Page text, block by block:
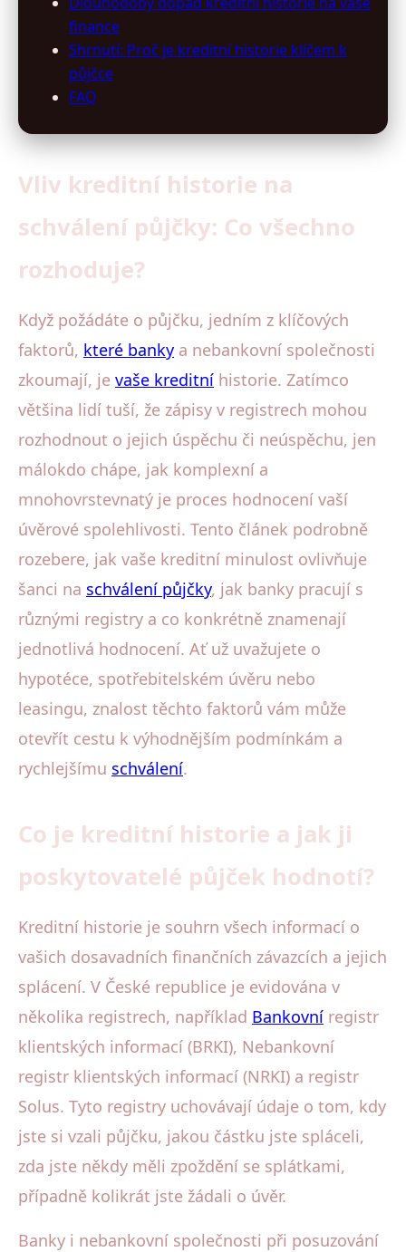
finance
Shrnutí: Proč je kreditní historie klíčem k
půjčce
FAQ
Vliv kreditní historie na
schválení půjčky: Co všechno
rozhoduje?
Když požádáte o půjčku, jedním z klíčových
faktorů, které banky a nebankovní společnosti
zkoumají, je vaše kreditní historie. Zatímco
většina lidí tuší, že zápisy v registrech mohou
rozhodnout o jejich úspěchu či neúspěchu, jen
málokdo chápe, jak komplexní a
mnohovrstevnatý je proces hodnocení vaší
úvěrové spolehlivosti. Tento článek podrobně
rozebere, jak vaše kreditní minulost ovlivňuje
šanci na schválení půjčky, jak banky pracují s
různými registry a co konkrétně znamenají
jednotlivá hodnocení. Ať už uvažujete o
hypotéce, spotřebitelském úvěru nebo
leasingu, znalost těchto faktorů vám může
otevřít cestu k výhodnějším podmínkám a
rychlejšímu schválení.
Co je kreditní historie a jak ji
poskytovatelé půjček hodnotí?
Kreditní historie je souhrn všech informací o
vašich dosavadních finančních závazcích a jejich
splácení. V České republice je evidována v
několika registrech, například Bankovní registr
klientských informací (BRKI), Nebankovní
registr klientských informací (NRKI) a registr
Solus. Tyto registry uchovávají údaje o tom, kdy
jste si vzali půjčku, jakou částku jste spláceli,
zda jste někdy měli zpoždění se splátkami,
případně kolikrát jste žádali o úvěr.
Banky i nebankovní společnosti při posuzování